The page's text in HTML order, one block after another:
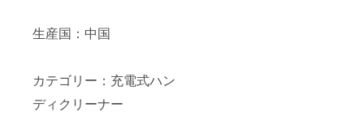
生産国：中国
カテゴリー：充電式ハン
ディクリーナー